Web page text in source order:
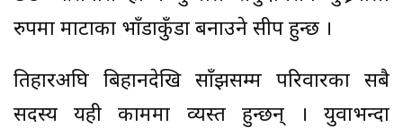
रुपमा माटाका भाँडाकुँडा बनाउने सीप हुन्छ ।
तिहारअघि बिहानदेखि साँझसम्म परिवारका सबै
सदस्य यही काममा व्यस्त हुन्छन् । युवाभन्दा